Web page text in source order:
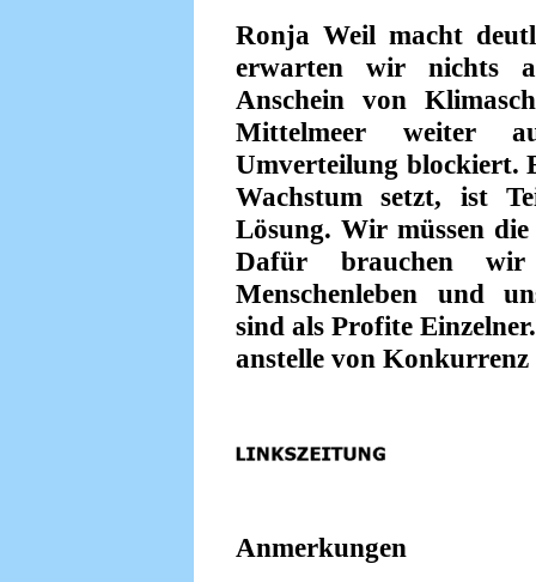
Ronja Weil macht
erwarten wir nichts
Anschein von
Mittelmeer weiter
Umverteilung blockiert.
Wachstum setzt, ist
Lösung. Wir müssen
Dafür brauchen wir
Menschenleben und
sind als Profite
anstelle von
Anmerkungen